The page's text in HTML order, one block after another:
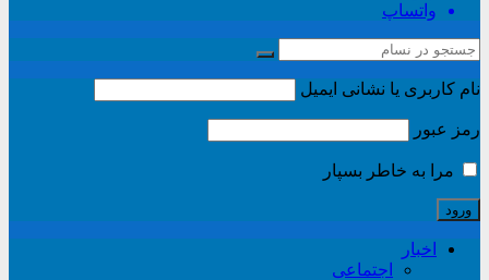
واتساپ
نام کاربری یا نشانی ایمیل
رمز عبور
مرا به خاطر بسپار
اخبار
اجتماعی